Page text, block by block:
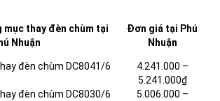
mục thay đèn chùm tại
Nhuận
Đơn giá tại Phú
Nhuận
đèn chùm DC8041/6
4.241.000 –
5.241.000₫
đèn chùm DC8030/6
5.006.000 –